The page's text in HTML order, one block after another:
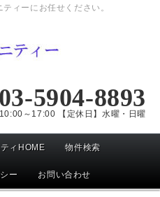
ィーにお任せください。
03-5904-8893
10:00～17:00 【定休日】水曜・日曜
ィHOME 物件検索
ー お問い合わせ